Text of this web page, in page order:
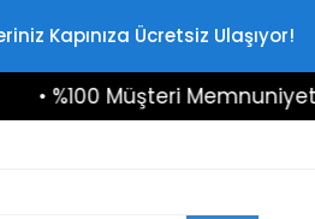
Kapınıza Ücretsiz Ulaşıyor!
• %100 Müşteri Memnuniyeti